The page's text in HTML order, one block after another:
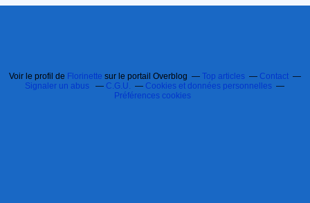
Voir le profil de Florinette sur le portail Overblog Top articles
Contact
Signaler un abus
C.G.U.
Cookies et données personnelles
Préférences cookies